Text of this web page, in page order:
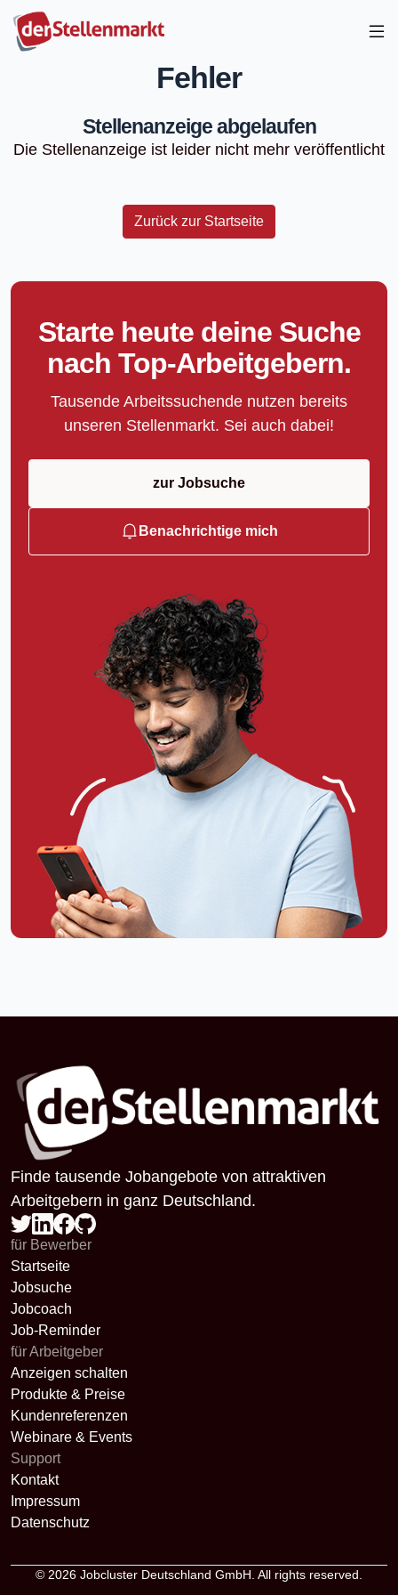
Fehler
Stellenanzeige abgelaufen
Die Stellenanzeige ist leider nicht mehr veröffentlicht
Zurück zur Startseite
Starte heute deine Suche
nach Top-Arbeitgebern.
Tausende Arbeitssuchende nutzen bereits
unseren Stellenmarkt. Sei auch dabei!
zur Jobsuche
Benachrichtige mich
Finde tausende Jobangebote von attraktiven
Arbeitgebern in ganz Deutschland.
für Bewerber
Startseite
Jobsuche
Jobcoach
Job-Reminder
für Arbeitgeber
Anzeigen schalten
Produkte & Preise
Kundenreferenzen
Webinare & Events
Support
Kontakt
Impressum
Datenschutz
© 2026 Jobcluster Deutschland GmbH. All rights reserved.